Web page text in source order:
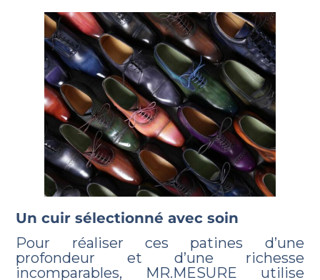
Un cuir sélectionné avec soin
Pour réaliser ces patines d’une
profondeur et d’une richesse
incomparables, MR.MESURE utilise